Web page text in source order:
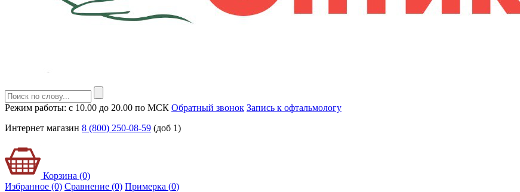
Режим работы: с 10.00 до 20.00 по МСК Обратный звонок Запись к офтальмологу
Интернет магазин 8 (800) 250-08-59 (доб 1)
Корзина (0)
Избранное (0) Сравнение (0) Примерка (0)